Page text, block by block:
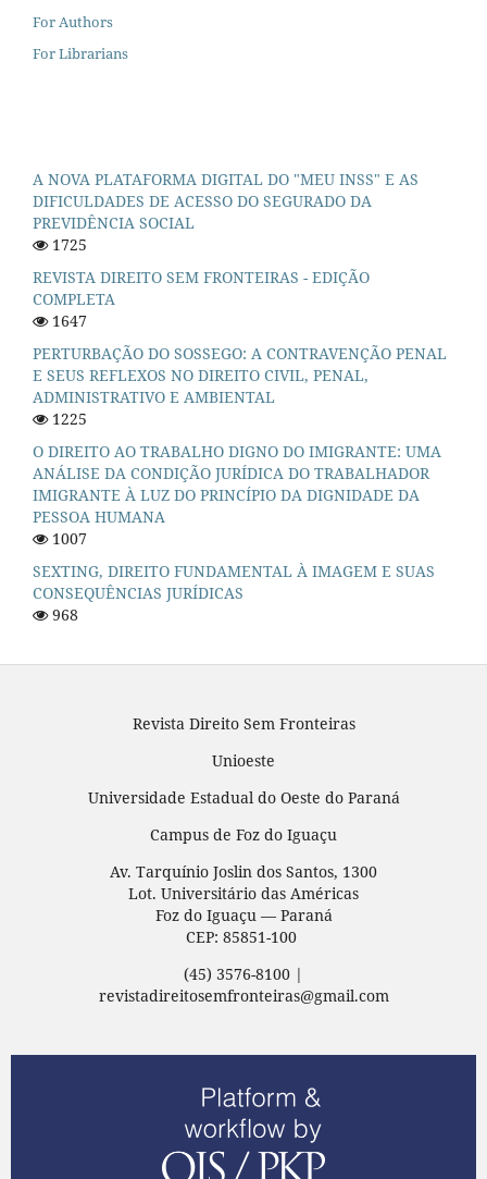
For Authors
For Librarians
A NOVA PLATAFORMA DIGITAL DO "MEU INSS" E AS
DIFICULDADES DE ACESSO DO SEGURADO DA
PREVIDÊNCIA SOCIAL
1725
REVISTA DIREITO SEM FRONTEIRAS - EDIÇÃO
COMPLETA
1647
PERTURBAÇÃO DO SOSSEGO: A CONTRAVENÇÃO PENAL
E SEUS REFLEXOS NO DIREITO CIVIL, PENAL,
ADMINISTRATIVO E AMBIENTAL
1225
O DIREITO AO TRABALHO DIGNO DO IMIGRANTE: UMA
ANÁLISE DA CONDIÇÃO JURÍDICA DO TRABALHADOR
IMIGRANTE À LUZ DO PRINCÍPIO DA DIGNIDADE DA
PESSOA HUMANA
1007
SEXTING, DIREITO FUNDAMENTAL À IMAGEM E SUAS
CONSEQUÊNCIAS JURÍDICAS
968
Revista Direito Sem Fronteiras
Unioeste
Universidade Estadual do Oeste do Paraná
Campus de Foz do Iguaçu
Av. Tarquínio Joslin dos Santos, 1300
Lot. Universitário das Américas
Foz do Iguaçu — Paraná
CEP: 85851-100
(45) 3576-8100 |
revistadireitosemfronteiras@gmail.com